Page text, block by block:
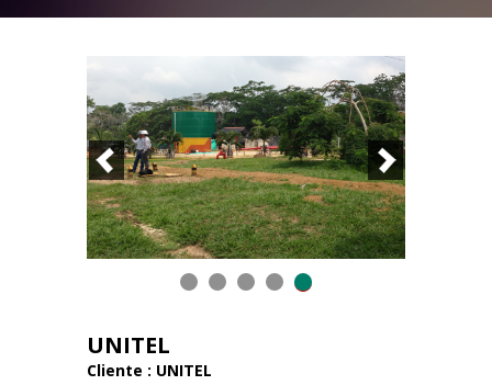
UNITEL
Cliente : UNITEL